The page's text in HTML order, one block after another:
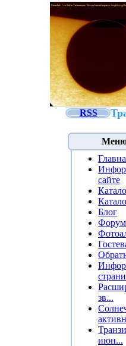
RSS
Меню
сайте
Блог
Форум
зв...
июн...